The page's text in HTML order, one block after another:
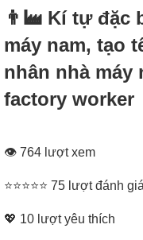
👨‍🏭 Kí tự đặc
máy nam, tạo
nhân nhà máy
factory worker
👁 764 lượt xem
⭐⭐⭐⭐⭐ 75 lượt đánh
💖 10 lượt yêu thích